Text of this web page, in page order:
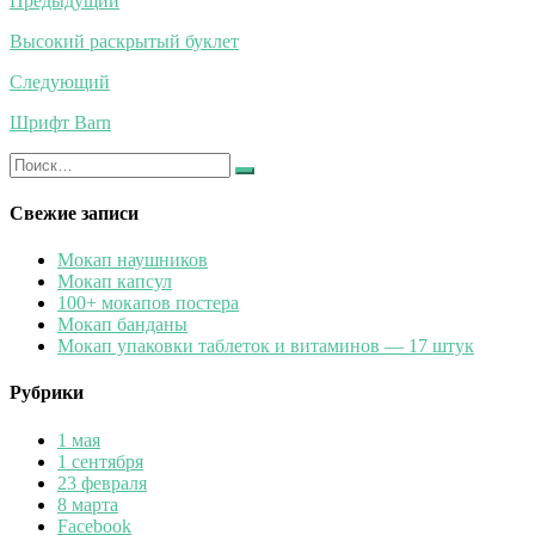
по
записям
Высокий раскрытый буклет
Следующий
Шрифт Barn
Искать:
Найти
Свежие записи
Мокап наушников
Мокап капсул
100+ мокапов постера
Мокап банданы
Мокап упаковки таблеток и витаминов — 17 штук
Рубрики
1 мая
1 сентября
23 февраля
8 марта
Facebook